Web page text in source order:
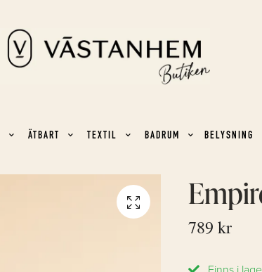
ÄTBART TEXTIL BADRUM BELYSNING
789 kr